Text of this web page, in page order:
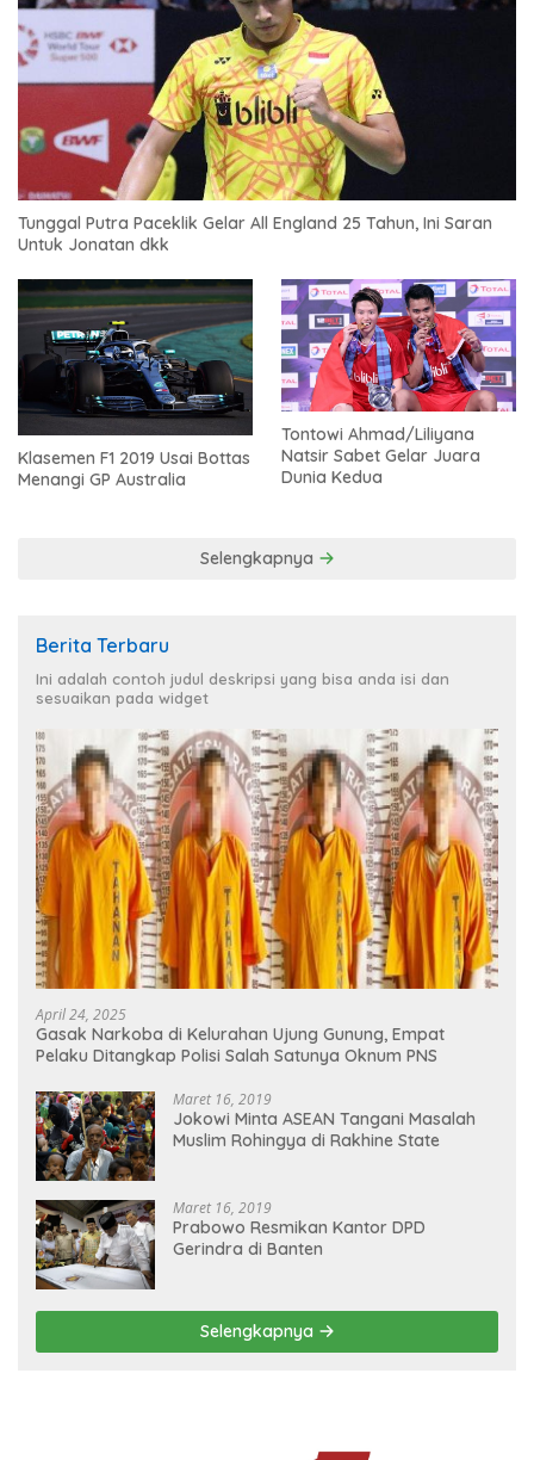
Tunggal Putra Paceklik Gelar All England 25 Tahun, Ini Saran
Untuk Jonatan dkk
Klasemen F1 2019 Usai Bottas
Menangi GP Australia
Tontowi Ahmad/Liliyana
Natsir Sabet Gelar Juara
Dunia Kedua
Selengkapnya
Berita Terbaru
Ini adalah contoh judul deskripsi yang bisa anda isi dan
sesuaikan pada widget
April 24, 2025
Gasak Narkoba di Kelurahan Ujung Gunung, Empat
Pelaku Ditangkap Polisi Salah Satunya Oknum PNS
Maret 16, 2019
Jokowi Minta ASEAN Tangani Masalah
Muslim Rohingya di Rakhine State
Maret 16, 2019
Prabowo Resmikan Kantor DPD
Gerindra di Banten
Selengkapnya